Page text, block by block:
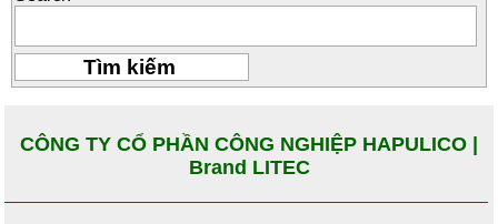
CÔNG TY CỔ PHẦN CÔNG NGHIỆP HAPULICO |
Brand LITEC